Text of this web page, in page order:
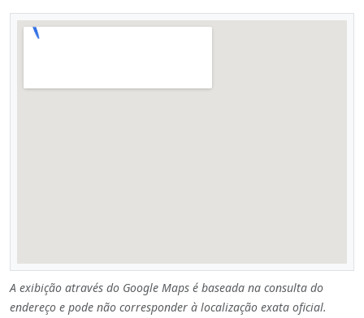
A exibição através do Google Maps é baseada na consulta do
endereço e pode não corresponder à localização exata oficial.